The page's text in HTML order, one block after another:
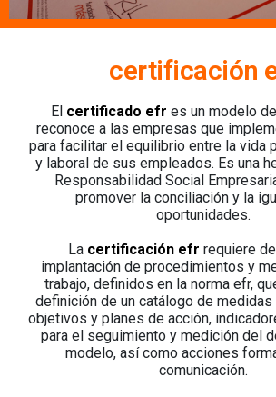
certificación
El certificado efr es un modelo
reconoce a las empresas que
para facilitar el equilibrio entre la vida
y laboral de sus empleados. Es una
Responsabilidad Social
promover la conciliación y la
oportunidades.
La certificación efr requiere
implantación de procedimientos y
trabajo, definidos en la norma efr,
definición de un catálogo de medidas
objetivos y planes de acción,
para el seguimiento y medición del
modelo, así como acciones
comunicación.